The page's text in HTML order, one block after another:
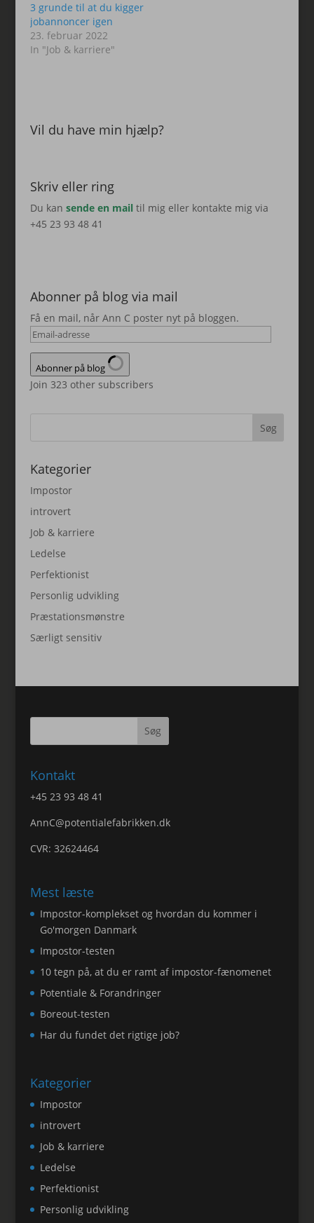
3 grunde til at du kigger
jobannoncer igen
23. februar 2022
In "Job & karriere"
Vil du have min hjælp?
Skriv eller ring
Du kan sende en mail til mig eller kontakte mig via
+45 23 93 48 41
Abonner på blog via mail
Få en mail, når Ann C poster nyt på bloggen.
Email-
adresse
Abonner på blog
Join 323 other subscribers
Kategorier
Impostor
introvert
Job & karriere
Ledelse
Perfektionist
Personlig udvikling
Præstationsmønstre
Særligt sensitiv
Kontakt
+45 23 93 48 41
AnnC@potentialefabrikken.dk
CVR: 32624464
Mest læste
Impostor-komplekset og hvordan du kommer i
Go'morgen Danmark
Impostor-testen
10 tegn på, at du er ramt af impostor-fænomenet
Potentiale & Forandringer
Boreout-testen
Har du fundet det rigtige job?
Kategorier
Impostor
introvert
Job & karriere
Ledelse
Perfektionist
Personlig udvikling